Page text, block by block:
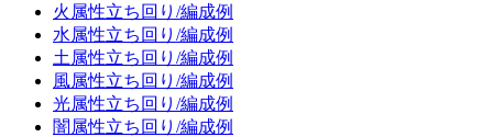
火属性立ち回り/編成例
水属性立ち回り/編成例
土属性立ち回り/編成例
風属性立ち回り/編成例
光属性立ち回り/編成例
闇属性立ち回り/編成例